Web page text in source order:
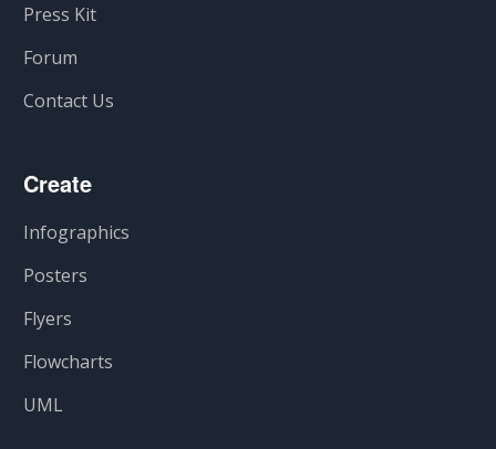
Press Kit
Forum
Contact Us
Create
Infographics
Posters
Flyers
Flowcharts
UML